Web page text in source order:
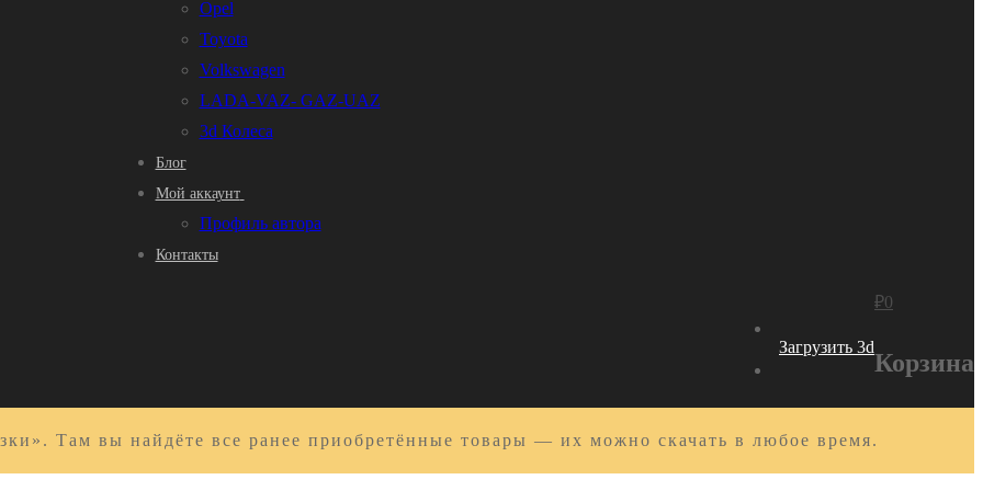
Opel
Toyota
Volkswagen
LADA-VAZ- GAZ-UAZ
3d Колеса
Блог
Мой аккаунт
Профиль автора
Контакты
Загрузить 3d
₽0
Корзина
Там вы найдёте все ранее приобретённые товары — их можно скачать в любое время.